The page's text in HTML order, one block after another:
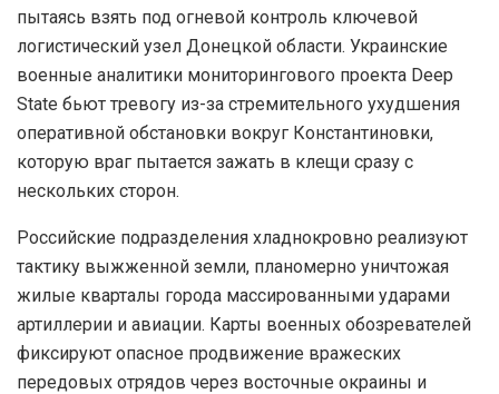
пытаясь взять под огневой контроль ключевой
логистический узел Донецкой области. Украинские
военные аналитики мониторингового проекта Deep
State бьют тревогу из-за стремительного ухудшения
оперативной обстановки вокруг Константиновки,
которую враг пытается зажать в клещи сразу с
нескольких сторон.
Российские подразделения хладнокровно реализуют
тактику выжженной земли, планомерно уничтожая
жилые кварталы города массированными ударами
артиллерии и авиации. Карты военных обозревателей
фиксируют опасное продвижение вражеских
передовых отрядов через восточные окраины и